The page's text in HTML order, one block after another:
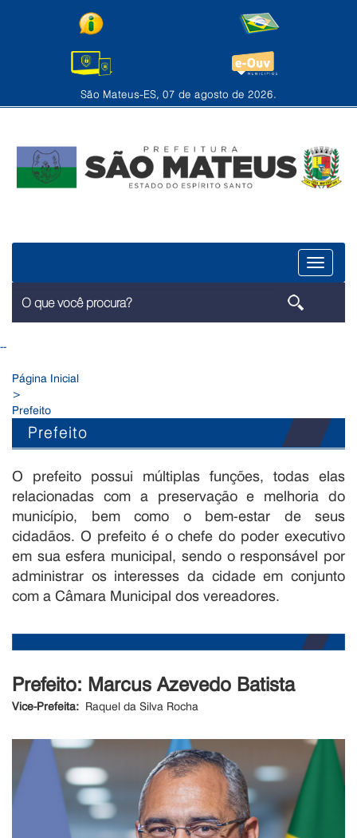
São Mateus-ES, 07 de agosto de 2026.
Menu
--
Página Inicial
>
Prefeito
Prefeito
O prefeito possui múltiplas funções, todas elas
relacionadas com a preservação e melhoria do
município, bem como o bem-estar de seus
cidadãos. O prefeito é o chefe do poder executivo
em sua esfera municipal, sendo o responsável por
administrar os interesses da cidade em conjunto
com a Câmara Municipal dos vereadores.
Prefeito: Marcus Azevedo Batista
Vice-Prefeita: Raquel da Silva Rocha